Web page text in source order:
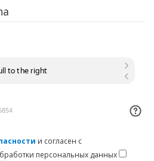
и согласен с
персональных данных